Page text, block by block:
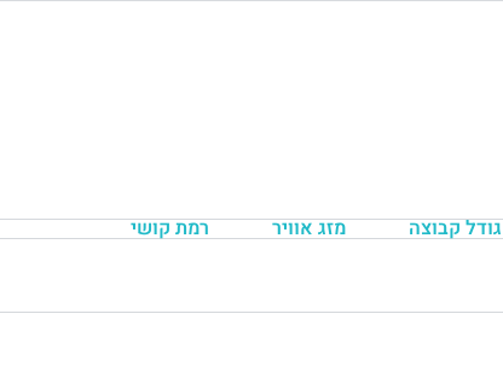
גודל קבוצה מזג אוויר רמת קושי